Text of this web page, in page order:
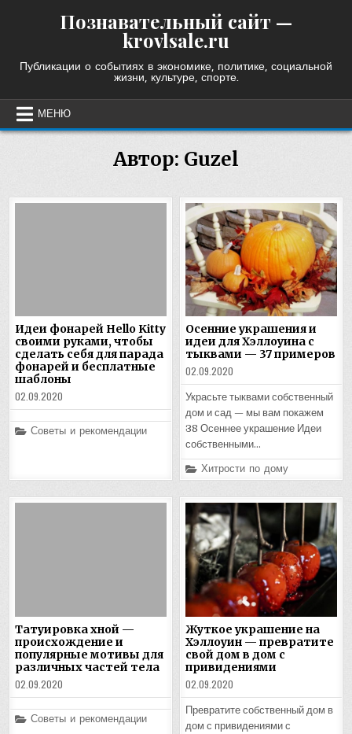
Познавательный сайт —
krovlsale.ru
Публикации о событиях в экономике, политике, социальной
жизни, культуре, спорте.
МЕНЮ
Автор: Guzel
Идеи фонарей Hello Kitty
своими руками, чтобы
сделать себя для парада
фонарей и бесплатные
шаблоны
02.09.2020
Posted
Советы и рекомендации
Осенние украшения и
идеи для Хэллоуина с
тыквами — 37 примеров
02.09.2020
Украсьте тыквами собственный
дом и сад — мы вам покажем
38 Осеннее украшение Идеи
собственными…
Posted
in
Хитрости по дому
Татуировка хной —
происхождение и
популярные мотивы для
различных частей тела
02.09.2020
Posted
Советы и рекомендации
Жуткое украшение на
Хэллоуин — превратите
свой дом в дом с
привидениями
02.09.2020
Превратите собственный дом в
дом с привидениями с